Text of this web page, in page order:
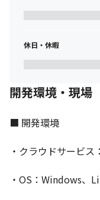
休日・休暇
開発環境・現場
■ 開発環境
・クラウドサービス
・OS：Windows、